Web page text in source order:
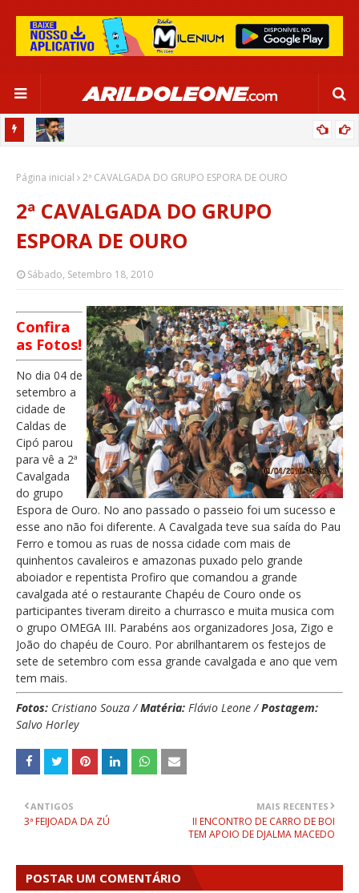
“SATISFAÇÃO MUITO GRANDE”
Página inicial 2ª CAVALGADA DO GRUPO ESPORA DE OURO
2ª CAVALGADA DO GRUPO
ESPORA DE OURO
Sábado, Setembro 18, 2010
Confira
as Fotos!
No dia 04 de
setembro a
cidade de
Caldas de
Cipó parou
para vê a 2ª
Cavalgada
do grupo
Espora de Ouro. No ano passado o passeio foi um sucesso e
esse ano não foi diferente. A Cavalgada teve sua saída do Pau
Ferro e tomou as ruas de nossa cidade com mais de
quinhentos cavaleiros e amazonas puxado pelo grande
aboiador e repentista Profiro que comandou a grande
cavalgada até o restaurante Chapéu de Couro onde os
participantes tiveram direito a churrasco e muita musica com
o grupo OMEGA III. Parabéns aos organizadores Josa, Zigo e
João do chapéu de Couro. Por abrilhantarem os festejos de
sete de setembro com essa grande cavalgada e ano que vem
tem mais.
Fotos: Cristiano Souza /Matéria: Flávio Leone /Postagem:
Salvo Horley
MAIS RECENTES
II ENCONTRO DE CARRO DE BOI
TEM APOIO DE DJALMA MACEDO
ANTIGOS
3ª FEIJOADA DA ZÚ
POSTAR UM COMENTÁRIO